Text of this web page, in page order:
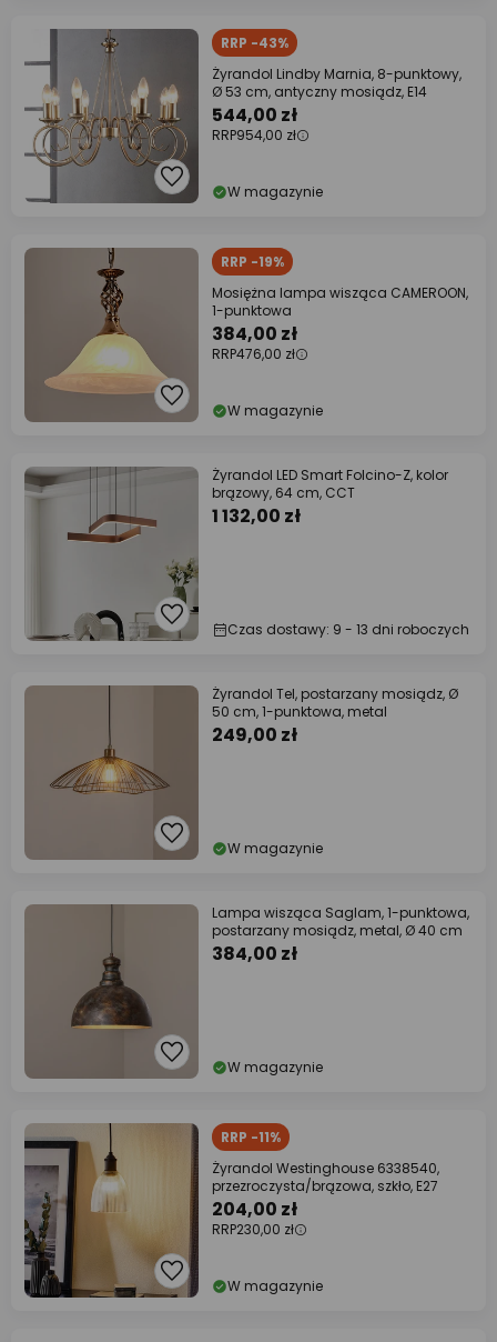
RRP -43%
Żyrandol Lindby Marnia, 8-punktowy,
Ø 53 cm, antyczny mosiądz, E14
544,00 zł
RRP954,00 zł
W magazynie
RRP -19%
Mosiężna lampa wisząca CAMEROON,
1-punktowa
384,00 zł
RRP476,00 zł
W magazynie
Żyrandol LED Smart Folcino-Z, kolor
brązowy, 64 cm, CCT
1 132,00 zł
Czas dostawy: 9 - 13 dni roboczych
Żyrandol Tel, postarzany mosiądz, Ø
50 cm, 1-punktowa, metal
249,00 zł
W magazynie
Lampa wisząca Saglam, 1-punktowa,
postarzany mosiądz, metal, Ø 40 cm
384,00 zł
W magazynie
RRP -11%
Żyrandol Westinghouse 6338540,
przezroczysta/brązowa, szkło, E27
204,00 zł
RRP230,00 zł
W magazynie